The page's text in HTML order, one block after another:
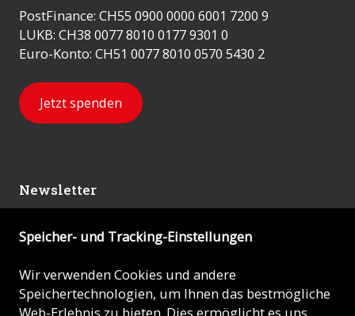
PostFinance: CH55 0900 0000 6001 7200 9
LUKB: CH38 0077 8010 0177 9301 0
Euro-Konto: CH51 0077 8010 0570 5430 2
Jetzt spenden
Newsletter
Abonnieren
© 2026 - KIRCHE IN NOT (ACN)
Speicher- und Tracking-Einstellungen
Wir verwenden Cookies und andere
Speichertechnologien, um Ihnen das bestmögliche